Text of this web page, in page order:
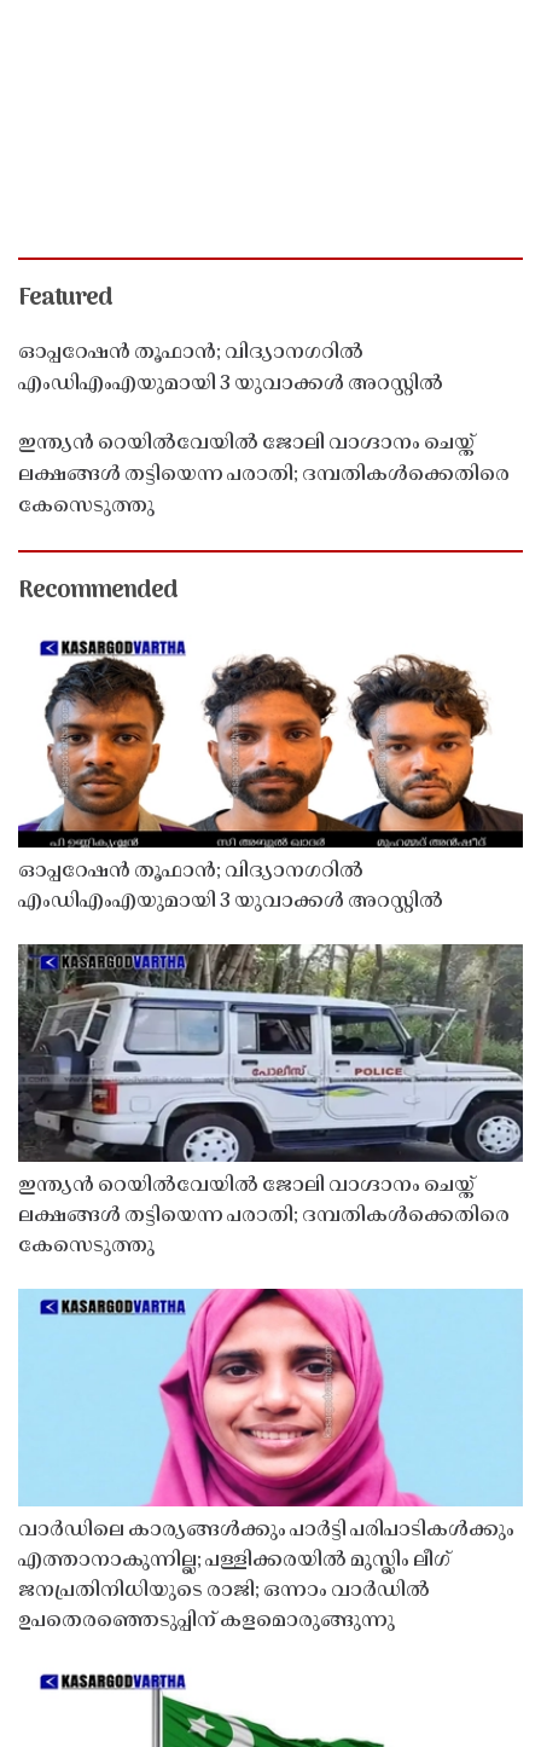
Featured
ഓപ്പറേഷൻ തൂഫാൻ; വിദ്യാനഗറിൽ
എംഡിഎംഎയുമായി 3 യുവാക്കൾ അറസ്റ്റിൽ
ഇന്ത്യൻ റെയിൽവേയിൽ ജോലി വാഗ്ദാനം ചെയ്ത്
ലക്ഷങ്ങൾ തട്ടിയെന്ന പരാതി; ദമ്പതികൾക്കെതിരെ
കേസെടുത്തു
Recommended
ഓപ്പറേഷൻ തൂഫാൻ; വിദ്യാനഗറിൽ
എംഡിഎംഎയുമായി 3 യുവാക്കൾ അറസ്റ്റിൽ
ഇന്ത്യൻ റെയിൽവേയിൽ ജോലി വാഗ്ദാനം ചെയ്ത്
ലക്ഷങ്ങൾ തട്ടിയെന്ന പരാതി; ദമ്പതികൾക്കെതിരെ
കേസെടുത്തു
വാർഡിലെ കാര്യങ്ങൾക്കും പാർട്ടി പരിപാടികൾക്കും
എത്താനാകുന്നില്ല; പള്ളിക്കരയിൽ മുസ്ലിം ലീഗ്
ജനപ്രതിനിധിയുടെ രാജി; ഒന്നാം വാർഡിൽ
ഉപതെരഞ്ഞെടുപ്പിന് കളമൊരുങ്ങുന്നു